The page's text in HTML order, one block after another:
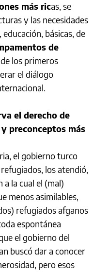
más ricas, se
y las necesidades
básicas, de
de
los primeros
el diálogo
el derecho de
preconceptos más
el gobierno turco
los atendió,
la cual el (mal)
menos asimilables,
refugiados afganos
espontánea
el gobierno del
buscó dar a conocer
pero esos